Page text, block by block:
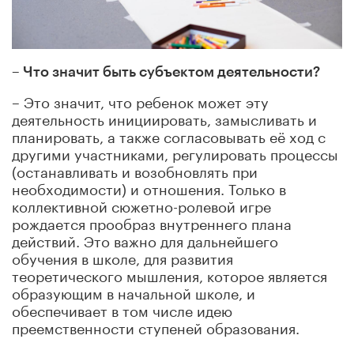
– Что значит быть субъектом деятельности?
– Это значит, что ребенок может эту
деятельность инициировать, замысливать и
планировать, а также согласовывать её ход с
другими участниками, регулировать процессы
(останавливать и возобновлять при
необходимости) и отношения. Только в
коллективной сюжетно-ролевой игре
рождается прообраз внутреннего плана
действий. Это важно для дальнейшего
обучения в школе, для развития
теоретического мышления, которое является
образующим в начальной школе, и
обеспечивает в том числе идею
преемственности ступеней образования.